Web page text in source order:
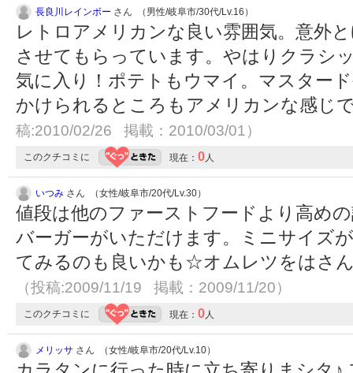
長良川レインボー さん （男性/岐阜市/30代/Lv.16）
レトロアメリカンな良い雰囲気。意外
させてもらっています。やはりクラシ
気に入り！ポテトもウマイ。マスター
かけられるところもアメリカンな感じ
稿:2010/02/26 掲載：2010/03/01）
このクチコミに 現在： 0人
いつみ さん （女性/岐阜市/20代/Lv.30）
値段は他のファーストフードより高め
バーガーがいただけます。ミニサイズ
てみるのも良いかも☆オムレツをはさ
（投稿:2009/11/19 掲載：2009/11/20）
このクチコミに 現在： 0人
メリッサ さん （女性/岐阜市/20代/Lv.10）